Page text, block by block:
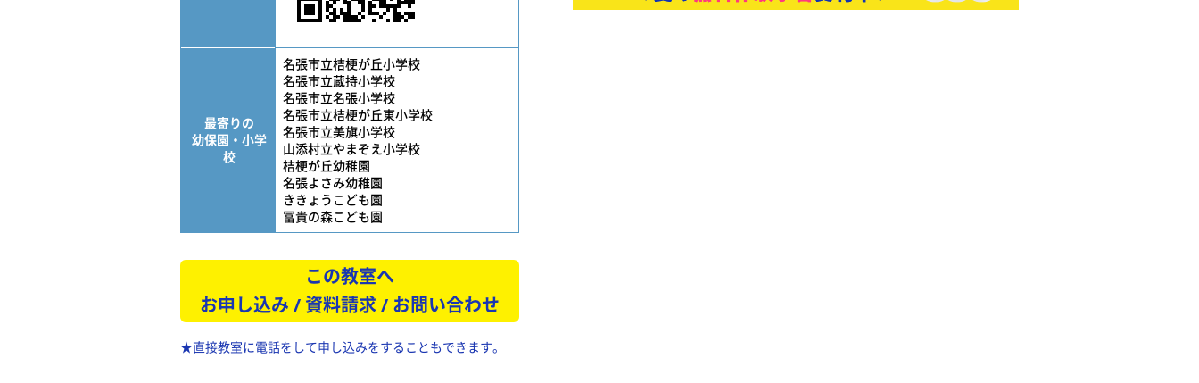
最寄りの
幼保園・小学
校
名張市立桔梗が丘小学校
名張市立蔵持小学校
名張市立名張小学校
名張市立桔梗が丘東小学校
名張市立美旗小学校
山添村立やまぞえ小学校
桔梗が丘幼稚園
名張よさみ幼稚園
ききょうこども園
冨貴の森こども園
この教室へ
お申し込み / 資料請求 / お問い合わせ
★直接教室に電話をして申し込みをすることもできます。